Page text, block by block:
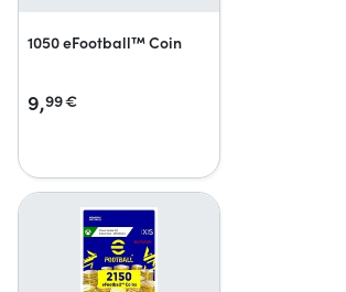
1050 eFootball™ Coin
9,99€